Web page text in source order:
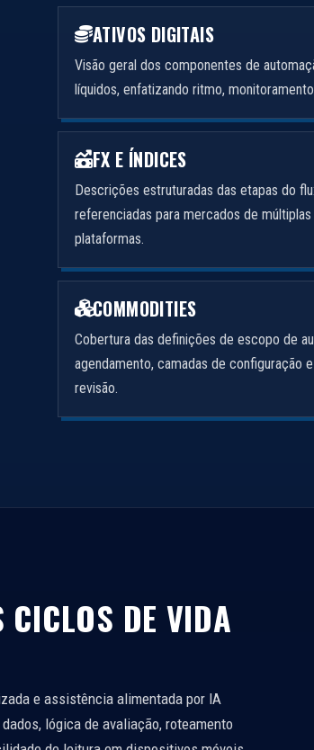
ATIVOS DIGITAIS
Visão geral dos componentes de
líquidos, enfatizando ritmo,
FX E ÍNDICES
Descrições estruturadas das etapas do
referenciadas para mercados de
plataformas.
COMMODITIES
Cobertura das definições de escopo de
agendamento, camadas de configuração
revisão.
CICLOS DE VIDA
e assistência alimentada por IA
lógica de avaliação, roteamento